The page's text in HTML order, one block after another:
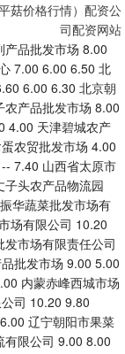
菇价格行情）配资公
司配资网站
品股份有限公司 8.00 3.00 5.30 武汉白沙洲农副产品大市场有限公司 6.20 6.00 6.10 湖北襄樊市蔬菜批发市场 -- -- 4.60 湖北鄂州市蟠龙农产品批发市场 5.00 3.00 5.00 湖北黄商集团股份有限公司 10.00 9.20 9.60 湖北浠水农产品批发市场 10.20 8.60 9.40 长沙马王堆农产品股份有限公司 6.00 5.00 5.50 广东汕头农副产品批发中心市场 7.20 4.60 5.90 南宁农产品中心有限责任公司 -- -- 7.00 龙门实业（集团）有限公司西三街农副水产品市场 14.00 10.00 12.00 重庆双福国际农贸城 6.00 5.00 5.50 四川成都农产品中心批发市场 6.00 4.00 5.00 绵阳市高水农副产品批发有限公司 -- -- 8.40 南充川北农产品交易有限公司 10.00 8.00 9.00 四川广安市邻水县农产品交易中心 -- -- 12.00 达州市复兴市场管理有限责任公司 10.20 9.00 9.60 陕西朱雀实业集团有限公司 8.00 5.20 6.60 陕西咸阳新阳光农副产品有限公司 9.00 8.00 8.60 兰州国际高原夏菜副食品采购中心 7.00 6.30 6.49 甘肃陇国源市场管理有限公司 -- -- 8.00 金昌市金川天然农产品发展有限责任公司 10.00 9.00 9.50 甘肃靖远县瓜果蔬菜批发市场 8.20 8.00 8.10 甘肃邦农农产品批发市场 6.00 4.80